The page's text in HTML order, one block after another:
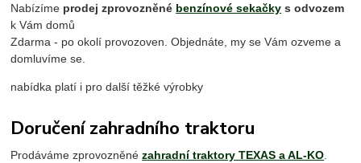
Nabízíme prodej zprovozněné benzínové sekačky s odvozem
k Vám domů
Zdarma - po okolí provozoven. Objednáte, my se Vám ozveme a
domluvíme se.
nabídka platí i pro další těžké výrobky
Doručení zahradního traktoru
Prodáváme zprovozněnézahradní traktory TEXAS a AL-KO